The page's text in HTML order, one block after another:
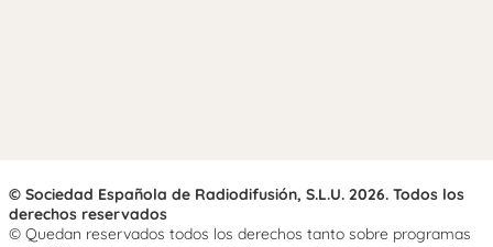
© Sociedad Española de Radiodifusión, S.L.U. 2026. Todos los
derechos reservados
© Quedan reservados todos los derechos tanto sobre programas